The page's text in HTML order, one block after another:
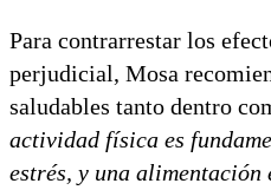
Para contrarrestar los
perjudicial, Mosa
saludables tanto dentro
actividad física es
estrés, y una